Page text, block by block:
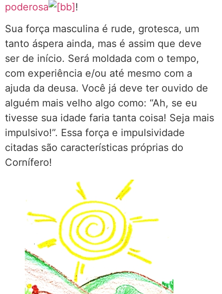
poderosa
!
Sua força masculina é rude, grotesca, um
tanto áspera ainda, mas é assim que deve
ser de início. Será moldada com o tempo,
com experiência e/ou até mesmo com a
ajuda da deusa. Você já deve ter ouvido de
alguém mais velho algo como: “Ah, se eu
tivesse sua idade faria tanta coisa! Seja mais
impulsivo!”. Essa força e impulsividade
citadas são características próprias do
Cornífero!